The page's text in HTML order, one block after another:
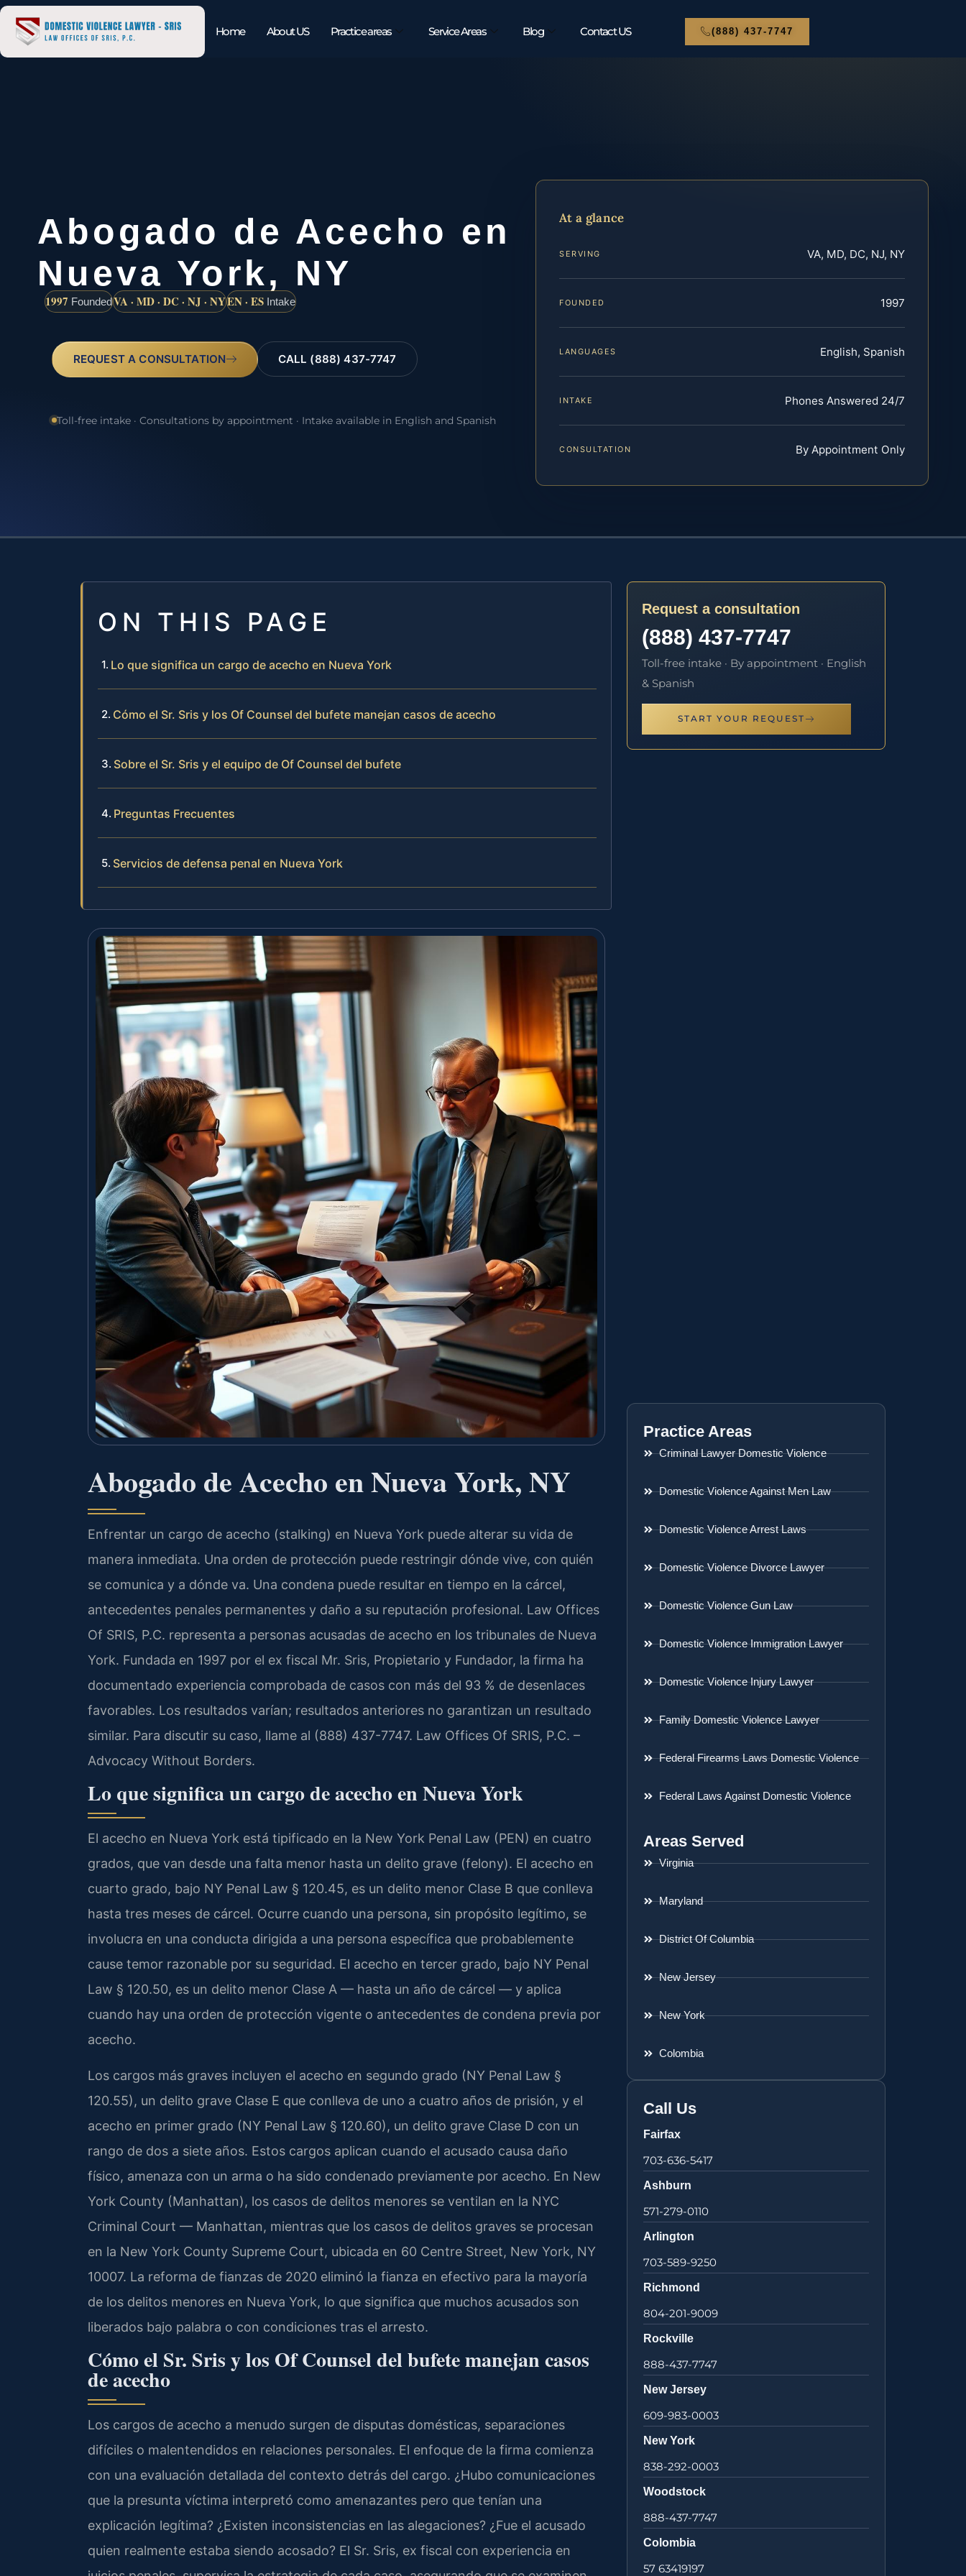
Home About US Practice areas Service Areas Blog Contact US (888) 437-7747
Abogado de Acecho en
Nueva York, NY
1997 FoundedVA · MD · DC · NJ · NYEN · ES Intake
REQUEST A CONSULTATION CALL (888) 437-7747
Toll-free intake · Consultations by appointment · Intake available in English and Spanish
At a glance
SERVING VA, MD, DC, NJ, NY
FOUNDED 1997
LANGUAGES English, Spanish
INTAKE Phones Answered 24/7
CONSULTATION By Appointment Only
ON THIS PAGE
Lo que significa un cargo de acecho en Nueva York
Cómo el Sr. Sris y los Of Counsel del bufete manejan casos de acecho
Sobre el Sr. Sris y el equipo de Of Counsel del bufete
Preguntas Frecuentes
Servicios de defensa penal en Nueva York
Abogado de Acecho en Nueva York, NY
Enfrentar un cargo de acecho (stalking) en Nueva York puede alterar su vida de
manera inmediata. Una orden de protección puede restringir dónde vive, con quién
se comunica y a dónde va. Una condena puede resultar en tiempo en la cárcel,
antecedentes penales permanentes y daño a su reputación profesional. Law Offices
Of SRIS, P.C. representa a personas acusadas de acecho en los tribunales de Nueva
York. Fundada en 1997 por el ex fiscal Mr. Sris, Propietario y Fundador, la firma ha
documentado experiencia comprobada de casos con más del 93 % de desenlaces
favorables. Los resultados varían; resultados anteriores no garantizan un resultado
similar. Para discutir su caso, llame al (888) 437-7747. Law Offices Of SRIS, P.C. –
Advocacy Without Borders.
Lo que significa un cargo de acecho en Nueva York
El acecho en Nueva York está tipificado en la New York Penal Law (PEN) en cuatro
grados, que van desde una falta menor hasta un delito grave (felony). El acecho en
cuarto grado, bajo NY Penal Law § 120.45, es un delito menor Clase B que conlleva
hasta tres meses de cárcel. Ocurre cuando una persona, sin propósito legítimo, se
involucra en una conducta dirigida a una persona específica que probablemente
cause temor razonable por su seguridad. El acecho en tercer grado, bajo NY Penal
Law § 120.50, es un delito menor Clase A — hasta un año de cárcel — y aplica
cuando hay una orden de protección vigente o antecedentes de condena previa por
acecho.
Los cargos más graves incluyen el acecho en segundo grado (NY Penal Law §
120.55), un delito grave Clase E que conlleva de uno a cuatro años de prisión, y el
acecho en primer grado (NY Penal Law § 120.60), un delito grave Clase D con un
rango de dos a siete años. Estos cargos aplican cuando el acusado causa daño
físico, amenaza con un arma o ha sido condenado previamente por acecho. En New
York County (Manhattan), los casos de delitos menores se ventilan en la NYC
Criminal Court — Manhattan, mientras que los casos de delitos graves se procesan
en la New York County Supreme Court, ubicada en 60 Centre Street, New York, NY
10007. La reforma de fianzas de 2020 eliminó la fianza en efectivo para la mayoría
de los delitos menores en Nueva York, lo que significa que muchos acusados son
liberados bajo palabra o con condiciones tras el arresto.
Cómo el Sr. Sris y los Of Counsel del bufete manejan casos
de acecho
Los cargos de acecho a menudo surgen de disputas domésticas, separaciones
difíciles o malentendidos en relaciones personales. El enfoque de la firma comienza
con una evaluación detallada del contexto detrás del cargo. ¿Hubo comunicaciones
que la presunta víctima interpretó como amenazantes pero que tenían una
explicación legítima? ¿Existen inconsistencias en las alegaciones? ¿Fue el acusado
quien realmente estaba siendo acosado? El Sr. Sris, ex fiscal con experiencia en
Request a consultation
(888) 437-7747
Toll-free intake · By appointment · English
& Spanish
START YOUR REQUEST
Practice Areas
Criminal Lawyer Domestic Violence
Domestic Violence Against Men Law
Domestic Violence Arrest Laws
Domestic Violence Divorce Lawyer
Domestic Violence Gun Law
Domestic Violence Immigration Lawyer
Domestic Violence Injury Lawyer
Family Domestic Violence Lawyer
Federal Firearms Laws Domestic Violence
Federal Laws Against Domestic Violence
Areas Served
Virginia
Maryland
District Of Columbia
New Jersey
New York
Colombia
Call Us
Fairfax
703-636-5417
Ashburn
571-279-0110
Arlington
703-589-9250
Richmond
804-201-9009
Rockville
888-437-7747
New Jersey
609-983-0003
New York
838-292-0003
Woodstock
888-437-7747
Colombia
57 63419197